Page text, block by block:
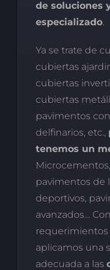
de soluciones
especializado.
Ya se trate de
cubiertas
cubiertas
cubiertas
pavimentos
delfinarios, etc.,
tenemos un
pavimentos de
deportivos,
avanzados…
requerimientos
aplicamos una
adecuada a las